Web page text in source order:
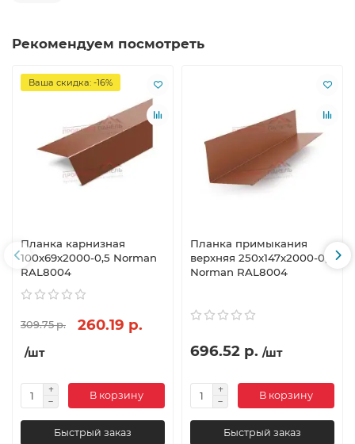
Рекомендуем посмотреть
Ваша скидка: -16%
Планка карнизная
100х69х2000-0,5 Norman
RAL8004
309.75 р. 260.19 р.
/шт
В корзину
Быстрый заказ
Планка примыкания
верхняя 250х147х2000-0,5
Norman RAL8004
696.52 р. /шт
В корзину
Быстрый заказ